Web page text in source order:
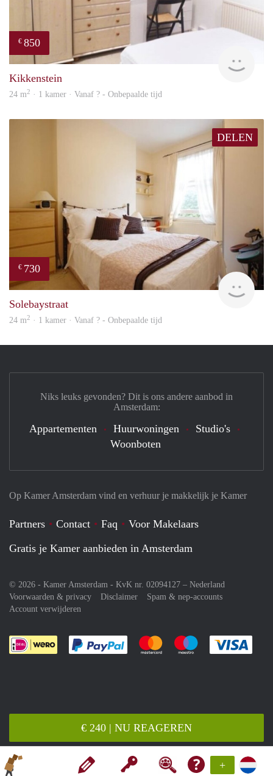
+
€ 240 | NU REAGEREN
€ 850
Kikkenstein
24 m2 · 1 kamer · Vanaf ? - Onbepaalde tijd
DELEN
€ 730
rent
Solebaystraat
24 m2 · 1 kamer · Vanaf ? - Onbepaalde tijd
Op Kamer Amsterdam vind en verhuur je makkelijk je Kamer
Partners Contact Faq
Voor Makelaars
Gratis je Kamer aanbieden in Amsterdam
© 2026 - Kamer Amsterdam - KvK nr. 02094127 – Nederland
Voorwaarden & privacy
Disclaimer
Spam & nep-accounts
Account verwijderen
Je rekent gemakkelijk af met Paypal
Je rekent gemakkelijk af met
Je rekent
Niks leuks gevonden? Dit is ons andere aanbod in
Amsterdam:
Appartementen Huurwoningen
Studio's
Woonboten